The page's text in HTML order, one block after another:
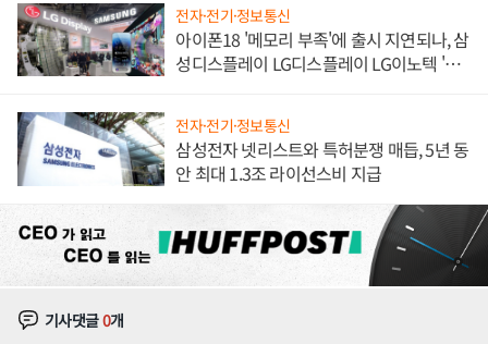
전자·전기·정보통신
아이폰18 '메모리 부족'에 출시 지연되나, 삼
성디스플레이 LG디스플레이 LG이노텍 '탈
전자·전기·정보통신
삼성전자 넷리스트와 특허분쟁 매듭, 5년 동
안 최대 1.3조 라이선스비 지급
기사댓글0개